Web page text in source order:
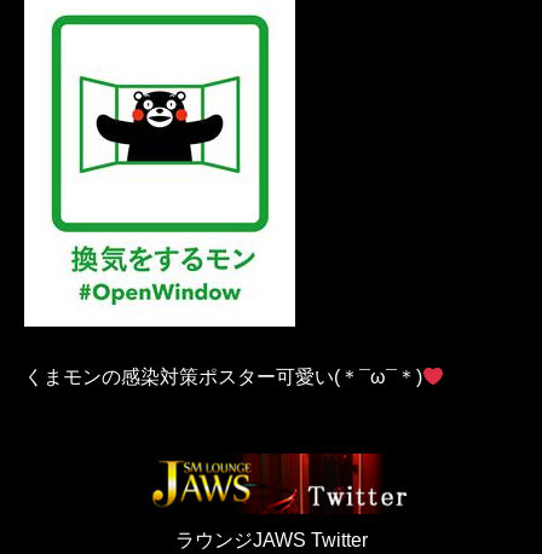
くまモンの感染対策ポスター可愛い(＊¯ω¯＊)
ラウンジJAWS Twitter